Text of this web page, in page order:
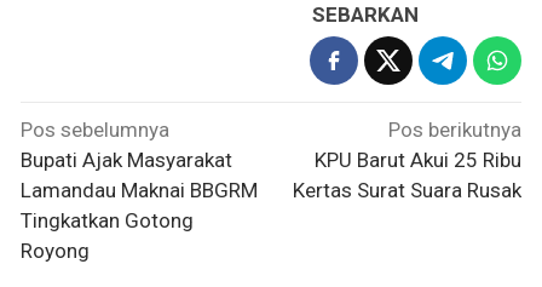
SEBARKAN
Navigasi
pos
Pos sebelumnya
Bupati Ajak Masyarakat
Lamandau Maknai BBGRM
Tingkatkan Gotong
Royong
Pos berikutnya
KPU Barut Akui 25 Ribu
Kertas Surat Suara Rusak